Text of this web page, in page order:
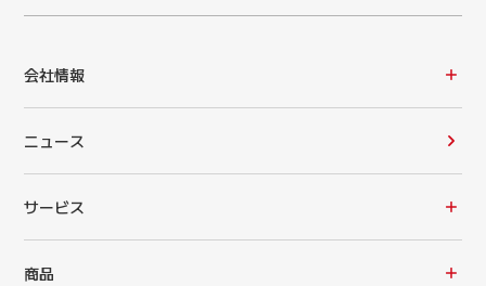
会社情報
ニュース
サービス
商品